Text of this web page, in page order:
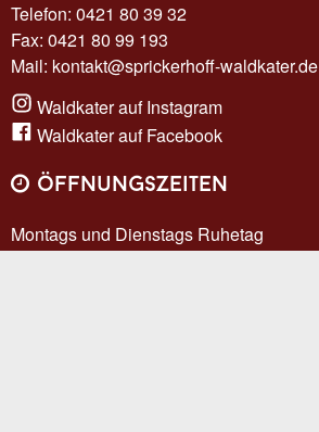
Telefon: 0421 80 39 32
Fax: 0421 80 99 193
Mail: kontakt@sprickerhoff-waldkater.de
Waldkater auf Instagram
Waldkater auf Facebook
öffnungszeiten
Montags und Dienstags Ruhetag